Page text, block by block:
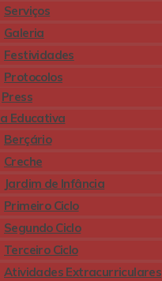
Serviços
Galeria
Festividades
Protocolos
Press
Educativa
Berçário
Creche
Jardim de Infância
Primeiro Ciclo
Segundo Ciclo
Terceiro Ciclo
Atividades Extracurriculares